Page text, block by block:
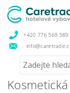
+420 776 569 589